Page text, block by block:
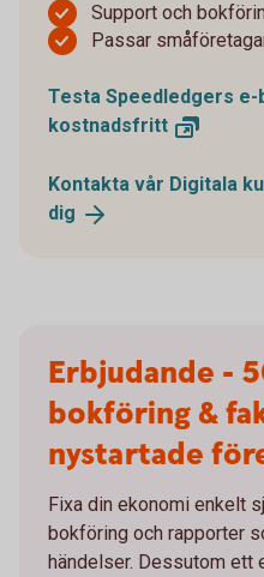
Support och
Passar
Testa Speedledgers
kostnadsfritt
Kontakta vår Digitala
dig
Erbjudande -
bokföring &
nystartade
Fixa din ekonomi enkelt
bokföring och rapporter
händelser. Dessutom ett